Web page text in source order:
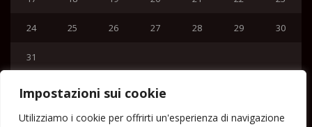
Impostazioni sui cookie
Utilizziamo i cookie per offrirti un'esperienza di navigazione
24 25 26 27 28 29 30
31